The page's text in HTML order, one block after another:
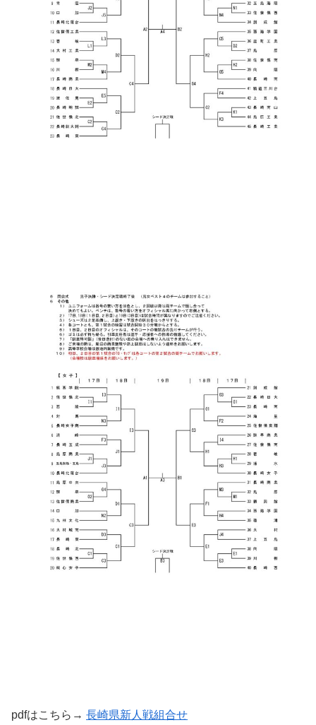
pdfはこちら→ 長崎県新人戦組合せ